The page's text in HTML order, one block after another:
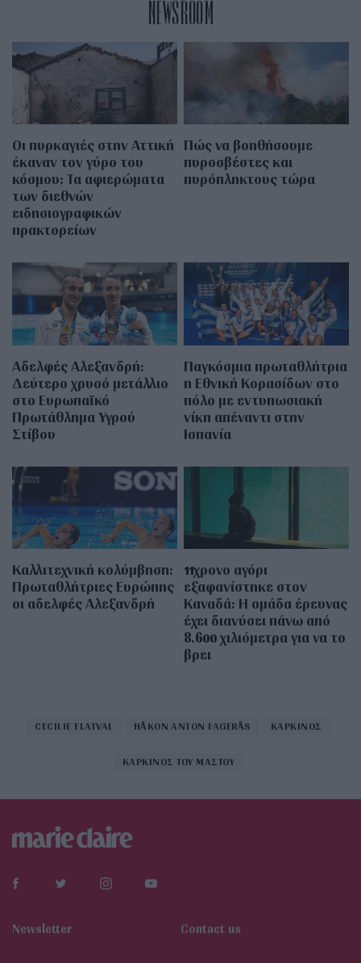
NEWSROOM
Οι πυρκαγιές στην Αττική
έκαναν τον γύρο του
κόσμου: Τα αφιερώματα
των διεθνών
ειδησιογραφικών
πρακτορείων
Πώς να βοηθήσουμε
πυροσβέστες και
πυρόπληκτους τώρα
Αδελφές Αλεξανδρή:
Δεύτερο χρυσό μετάλλιο
στο Ευρωπαϊκό
Πρωτάθλημα Υγρού
Στίβου
Παγκόσμια πρωταθλήτρια
η Εθνική Κορασίδων στο
πόλο με εντυπωσιακή
νίκη απέναντι στην
Ισπανία
Καλλιτεχνική κολύμβηση:
Πρωταθλήτριες Ευρώπης
οι αδελφές Αλεξανδρή
11χρονο αγόρι
εξαφανίστηκε στον
Καναδά: Η ομάδα έρευνας
έχει διανύσει πάνω από
8.600 χιλιόμετρα για να το
βρει
CECILIE FLATVAL HÅKON ANTON FAGERÅS ΚΑΡΚΙΝΟΣ
ΚΑΡΚΙΝΟΣ ΤΟΥ ΜΑΣΤΟΥ
Newsletter Contact us